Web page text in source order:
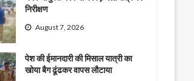
निरीक्षण
August 7, 2026
पेश की ईमानदारी की मिसाल यात्री का
खोया बैग ढूंढकर वापस लौटाया